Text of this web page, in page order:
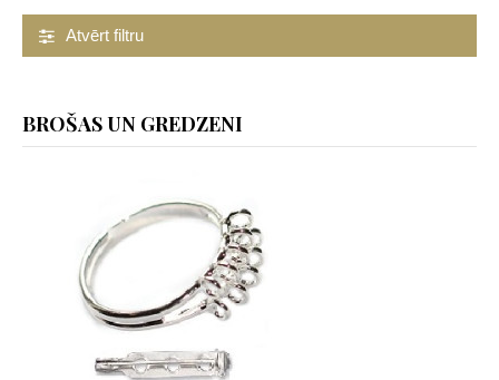
Atvērt filtru
BROŠAS UN GREDZENI